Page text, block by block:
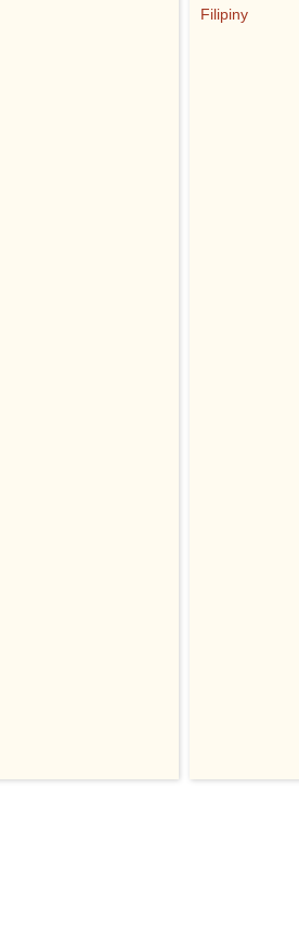
Filipiny